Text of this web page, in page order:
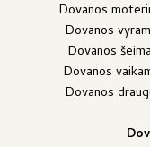
Dovanos
Dovanos
Dovanos
Dovanos
Dovanos